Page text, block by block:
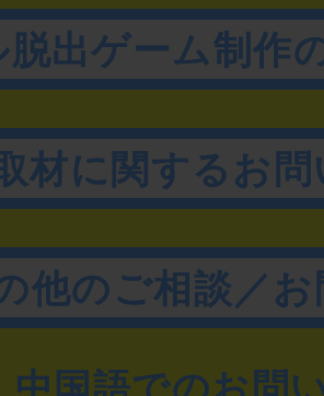
脱出ゲーム制作
材に関するお
他のご相談／
国語でのお問